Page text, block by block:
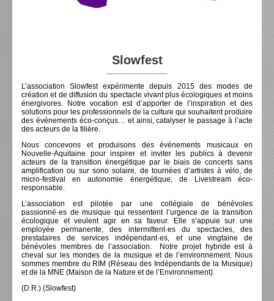
Slowfest
L’association Slowfest expérimente depuis 2015 des modes de
création et de diffusion du spectacle vivant plus écologiques et moins
énergivores. Notre vocation est d’apporter de l’inspiration et des
solutions pour les professionnels de la culture qui souhaitent produire
des événements éco-conçus… et ainsi, catalyser le passage à l’acte
des acteurs de la filière.
Nous concevons et produisons des événements musicaux en
Nouvelle-Aquitaine pour inspirer et inviter les publics à devenir
acteurs de la transition énergétique par le biais de concerts sans
amplification ou sur sono solaire, de tournées d’artistes à vélo, de
micro-festival en autonomie énergétique, de Livestream éco-
responsable.
L’association est pilotée par une collégiale de bénévoles
passionné·es de musique qui ressentent l’urgence de la transition
écologique et veulent agir en sa faveur. Elle s’appuie sur une
employée permanente, des intermittent·es du spectacles, des
prestataires de services indépendant·es, et une vingtaine de
bénévoles membres de l’association. Notre projet hybride est à
cheval sur les mondes de la musique et de l’environnement. Nous
sommes membre du RIM (Réseau des Indépendants de la Musique)
et de la MNE (Maison de la Nature et de l’Environnement).
(D.R.) (Slowfest)